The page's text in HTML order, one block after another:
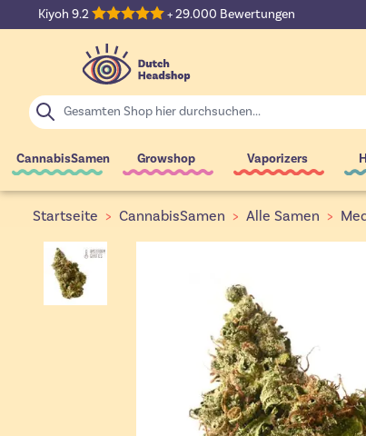
Zum Inhalt springen
CannabisSamen Growshop Vaporizers
Suche
Kiyoh 9.2 + 29.000 Bewertungen
Startseite > CannabisSamen > Alle Samen >